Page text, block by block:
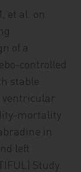
et al. on
of a
controlled
stable
ventricular
mortality
in
left
Study.